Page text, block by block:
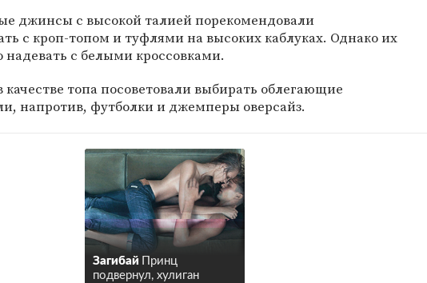
джинсы с высокой талией порекомендовали
с кроп-топом и туфлями на высоких каблуках. Однако их
с белыми кроссовками.
качестве топа посоветовали выбирать облегающие
напротив, футболки и джемперы оверсайз.
Загибай
Принц
подвернул, хулиган